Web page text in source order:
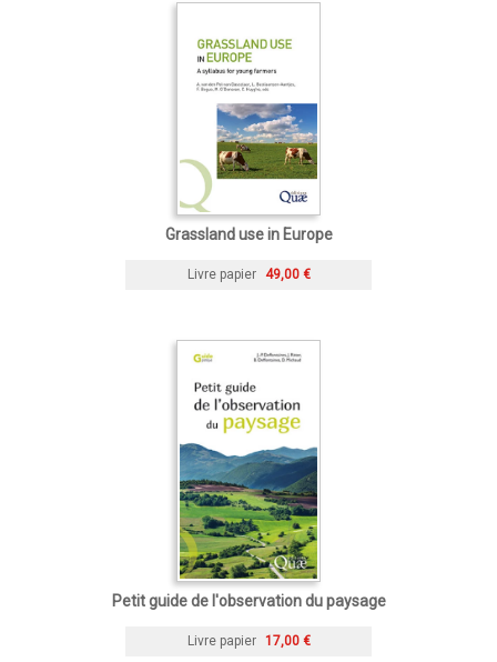
Grassland use in Europe
Livre papier 49,00 €
Petit guide de l'observation du paysage
Livre papier 17,00 €